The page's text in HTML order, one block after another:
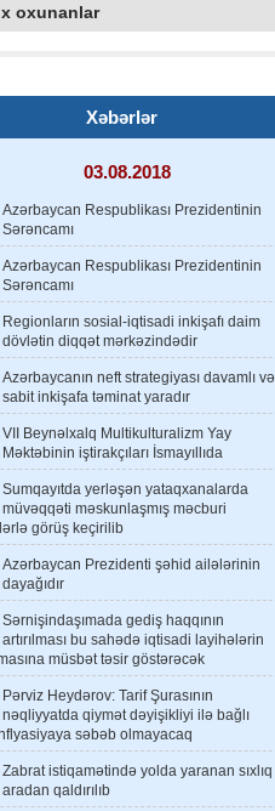
oxunanlar
Xəbərlər
03.08.2018
Azərbaycan Respublikası Prezidentinin
Sərəncamı
Azərbaycan Respublikası Prezidentinin
Sərəncamı
Regionların sosial-iqtisadi inkişafı daim
dövlətin diqqət mərkəzindədir
Azərbaycanın neft strategiyası davamlı və
sabit inkişafa təminat yaradır
VII Beynəlxalq Multikulturalizm Yay
Məktəbinin iştirakçıları İsmayıllıda
Sumqayıtda yerləşən yataqxanalarda
müvəqqəti məskunlaşmış məcburi
görüş keçirilib
Azərbaycan Prezidenti şəhid ailələrinin
dayağıdır
Sərnişindaşımada gediş haqqının
artırılması bu sahədə iqtisadi layihələrin
müsbət təsir göstərəcək
Pərviz Heydərov: Tarif Şurasının
nəqliyyatda qiymət dəyişikliyi ilə bağlı
səbəb olmayacaq
Zabrat istiqamətində yolda yaranan sıxlıq
aradan qaldırılıb